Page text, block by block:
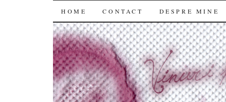
SKIP
TO
CONTENT
HOME CONTACT DESPRE MINE